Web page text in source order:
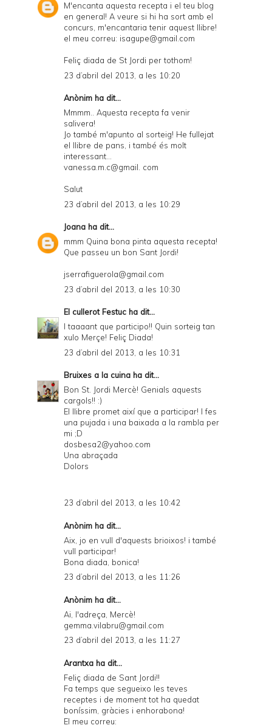
M'encanta aquesta recepta i el teu blog
en general! A veure si hi ha sort amb el
concurs, m'encantaria tenir aquest llibre!
el meu correu: isagupe@gmail.com
Feliç diada de St Jordi per tothom!
23 d’abril del 2013, a les 10:20
Anònim ha dit...
Mmmm.. Aquesta recepta fa venir
salivera!
Jo també m'apunto al sorteig! He fullejat
el llibre de pans, i també és molt
interessant...
vanessa.m.c@gmail. com
Salut
23 d’abril del 2013, a les 10:29
Joana ha dit...
mmm Quina bona pinta aquesta recepta!
Que passeu un bon Sant Jordi!
jserrafiguerola@gmail.com
23 d’abril del 2013, a les 10:30
El cullerot Festuc ha dit...
I taaaant que participo!! Quin sorteig tan
xulo Merçe! Feliç Diada!
23 d’abril del 2013, a les 10:31
Bruixes a la cuina ha dit...
Bon St. Jordi Mercè! Genials aquests
cargols!! :)
El llibre promet així que a participar! I fes
una pujada i una baixada a la rambla per
mi ;D
dosbesa2@yahoo.com
Una abraçada
Dolors
23 d’abril del 2013, a les 10:42
Anònim ha dit...
Aix, jo en vull d'aquests brioixos! i també
vull participar!
Bona diada, bonica!
23 d’abril del 2013, a les 11:26
Anònim ha dit...
Ai, l'adreça, Mercè!
gemma.vilabru@gmail.com
23 d’abril del 2013, a les 11:27
Arantxa ha dit...
Feliç diada de Sant Jordi!!
Fa temps que segueixo les teves
receptes i de moment tot ha quedat
boníssim, gràcies i enhorabona!
El meu correu: